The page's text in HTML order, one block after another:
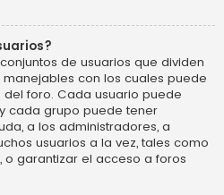
de usuarios que dividen
con los cuales puede
foro. Cada usuario puede
cada grupo puede tener
a los administradores, a
usuarios a la vez, tales como
garantizar el acceso a foros